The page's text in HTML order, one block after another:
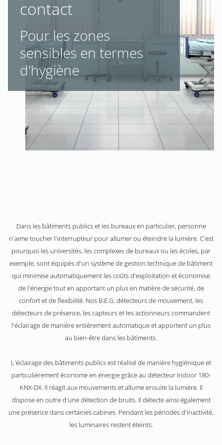
contact
Pour les zones
sensibles en termes
d'hygiène
Dans les bâtiments publics et les bureaux en particulier, personne
n'aime toucher l'interrupteur pour allumer ou éteindre la lumière. C'est
pourquoi les universités, les complexes de bureaux ou les écoles, par
exemple, sont équipés d'un système de gestion technique de bâtiment
qui minimise automatiquement les coûts d'exploitation et économise
de l'énergie tout en apportant un plus en matière de sécurité, de
confort et de flexibilité. Nos B.E.G. détecteurs de mouvement, les
détecteurs de présence, les capteurs et les actionneurs commandent
l'éclairage de manière entièrement automatique et apportent un plus
au bien-être dans les bâtiments.
L'éclairage des bâtiments publics est réalisé de manière hygiénique et
particulièrement économe en énergie grâce au détecteur Indoor 180-
KNX-DX. Il réagit aux mouvements et allume ensuite la lumière. Il
dispose en outre d'une détection de bruits. Il détecte ainsi également
une présence dans certaines cabines. Pendant les périodes d'inactivité,
les luminaires restent éteints.